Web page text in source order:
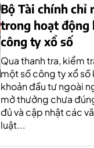
Bộ Tài chính chỉ
trong hoạt động
công ty xổ số
Qua thanh tra, kiểm
một số công ty xổ
khoản đầu tư ngoài
mở thưởng chưa
đủ và cập nhật các
luật...